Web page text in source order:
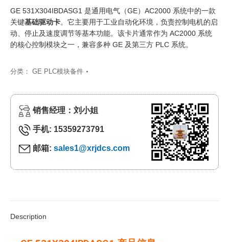
GE 531X304IBDASG1 是通用电气（GE）AC2000 系统中的一款
关键基础驱动卡。它主要用于工业自动化环境，负责控制电机的启
动、停止及速度调节等基本功能。该卡片通常作为 AC2000 系统
的核心控制模块之一，兼容多种 GE 及第三方 PLC 系统。
分类： GE PLC模块备件
销售经理：刘小姐
手机: 15359273791
邮箱: sales1@xrjdcs.com
Description